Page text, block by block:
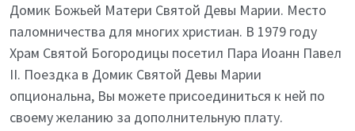
Домик Божьей Матери Святой Девы Марии. Место
паломничества для многих христиан. В 1979 году
Храм Святой Богородицы посетил Пара Иоанн Павел
II. Поездка в Домик Святой Девы Марии
опциональна, Вы можете присоединиться к ней по
своему желанию за дополнительную плату.